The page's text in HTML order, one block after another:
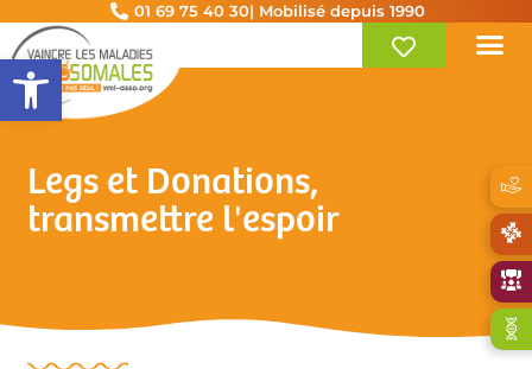
Ouvrir la barre d’outils
01 69 75 40 30| Mobilisé depuis 1990
Legs et Donations,
transmettre l'espoir